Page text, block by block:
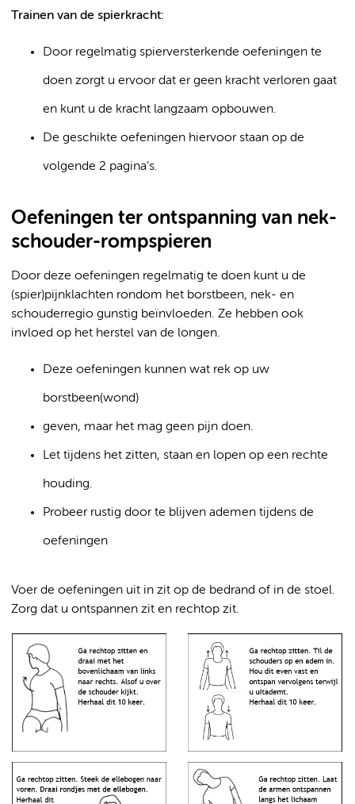
Trainen van de spierkracht:
Door regelmatig spierversterkende oefeningen te
doen zorgt u ervoor dat er geen kracht verloren gaat
en kunt u de kracht langzaam opbouwen.
De geschikte oefeningen hiervoor staan op de
volgende 2 pagina’s.
Oefeningen ter ontspanning van nek-
schouder-rompspieren
Door deze oefeningen regelmatig te doen kunt u de
(spier)pijnklachten rondom het borstbeen, nek- en
schouderregio gunstig beïnvloeden. Ze hebben ook
invloed op het herstel van de longen.
Deze oefeningen kunnen wat rek op uw
borstbeen(wond)
geven, maar het mag geen pijn doen.
Let tijdens het zitten, staan en lopen op een rechte
houding.
Probeer rustig door te blijven ademen tijdens de
oefeningen
Voer de oefeningen uit in zit op de bedrand of in de stoel.
Zorg dat u ontspannen zit en rechtop zit.